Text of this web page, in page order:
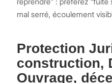
mal serré, écoulement
Protection
construction,
Ouvrage,